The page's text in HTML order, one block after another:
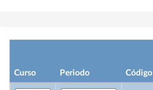
Curso Periodo Código